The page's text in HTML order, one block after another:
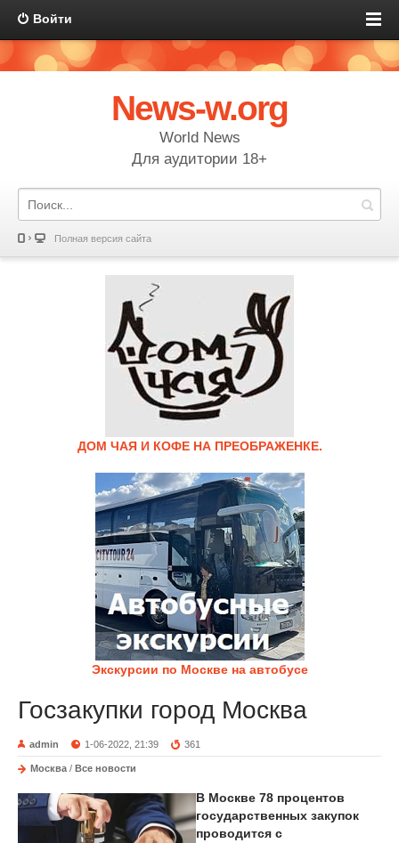
Войти
News-w.org
World News
Для аудитории 18+
Полная версия сайта
ДОМ ЧАЯ И КОФЕ НА ПРЕОБРАЖЕНКЕ.
Экскурсии по Москве на автобусе
Госзакупки город Москва
admin 1-06-2022, 21:39 361
Москва / Все новости
В Москве 78 процентов
государственных закупок
проводится с